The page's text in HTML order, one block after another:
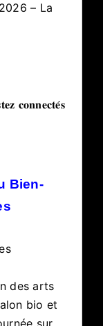
– La
𝐜𝐨𝐧𝐧𝐞𝐜𝐭𝐞́𝐬
Bien-
des arts
bio et
sur